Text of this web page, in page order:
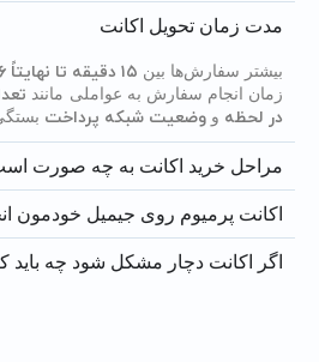
مدت زمان تحویل اکانت
بیشتر سفارش‌ها بین ۱۵ دقیقه تا نهایتاً ۶ ساعت
زمان انجام سفارش به عواملی مانند
در لحظه و وضعیت شبکه پرداخت
مراحل خرید اکانت به چه صورت
اکانت پرمیوم روی جیمیل خودمون
اگر اکانت دچار مشکل شود چه باید